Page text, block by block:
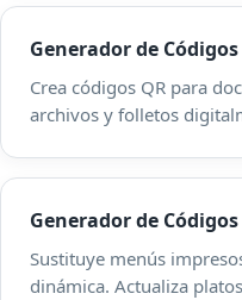
Generador de Códigos
Crea códigos QR para
archivos y folletos
Generador de
Sustituye menús
dinámica. Actualiza